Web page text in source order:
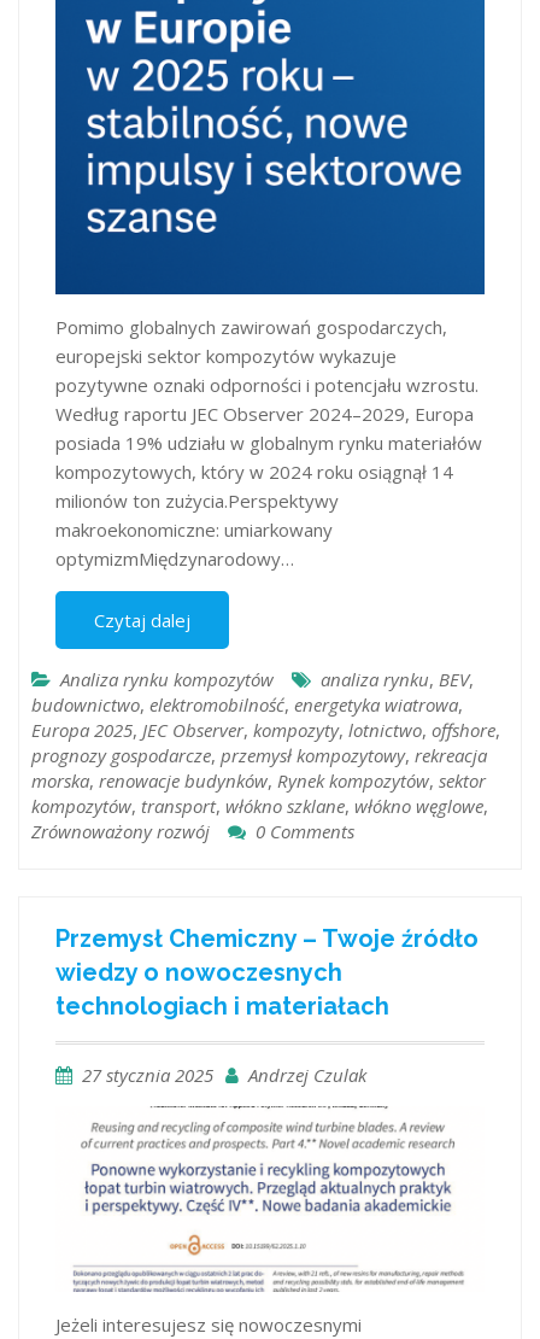
Pomimo globalnych zawirowań gospodarczych,
europejski sektor kompozytów wykazuje
pozytywne oznaki odporności i potencjału wzrostu.
Według raportu JEC Observer 2024–2029, Europa
posiada 19% udziału w globalnym rynku materiałów
kompozytowych, który w 2024 roku osiągnął 14
milionów ton zużycia.Perspektywy
makroekonomiczne: umiarkowany
optymizmMiędzynarodowy…
Czytaj dalej
Analiza rynku kompozytów analiza rynku, BEV,
budownictwo, elektromobilność, energetyka wiatrowa,
Europa 2025, JEC Observer, kompozyty, lotnictwo, offshore,
prognozy gospodarcze, przemysł kompozytowy, rekreacja
morska, renowacje budynków, Rynek kompozytów, sektor
kompozytów, transport, włókno szklane, włókno węglowe,
Zrównoważony rozwój
0 Comments
Przemysł Chemiczny – Twoje źródło
wiedzy o nowoczesnych
technologiach i materiałach
27 stycznia 2025 Andrzej Czulak
Jeżeli interesujesz się nowoczesnymi